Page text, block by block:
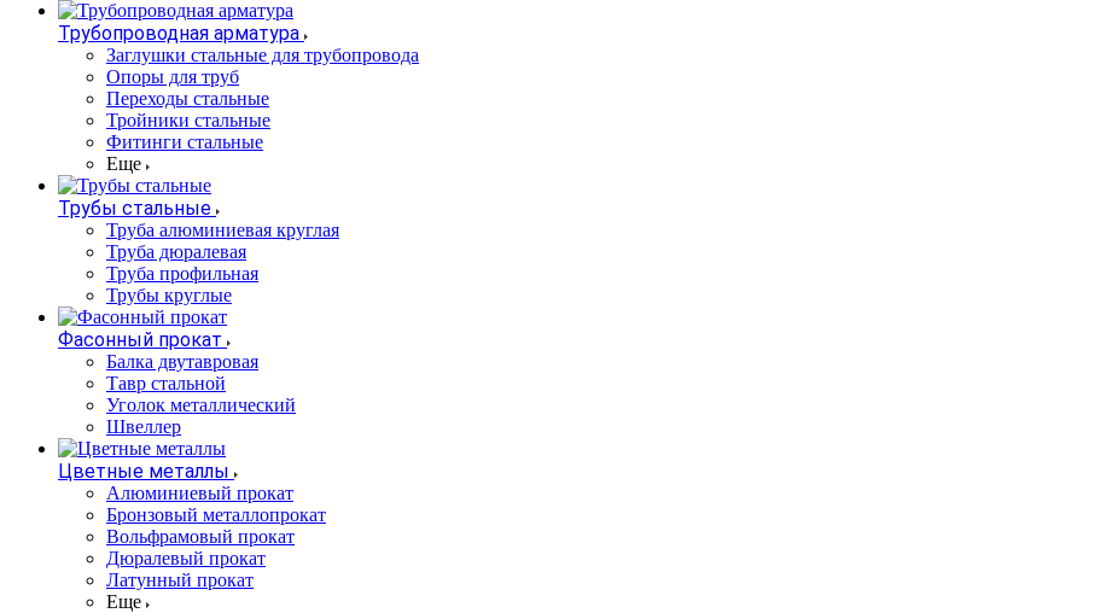
Трубопроводная арматура
Заглушки стальные для трубопровода
Опоры для труб
Переходы стальные
Тройники стальные
Фитинги стальные
Еще
Трубы стальные
Труба алюминиевая круглая
Труба дюралевая
Труба профильная
Трубы круглые
Фасонный прокат
Балка двутавровая
Тавр стальной
Уголок металлический
Швеллер
Цветные металлы
Алюминиевый прокат
Бронзовый металлопрокат
Вольфрамовый прокат
Дюралевый прокат
Латунный прокат
Еще